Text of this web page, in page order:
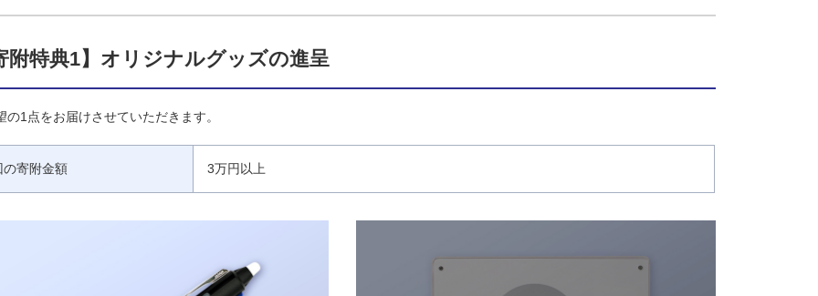
附特典1】オリジナルグッズの進呈
の1点をお届けさせていただきます。
の寄附金額 3万円以上